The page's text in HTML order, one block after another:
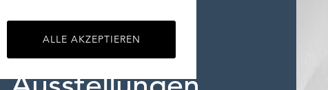
ALLE AKZEPTIEREN